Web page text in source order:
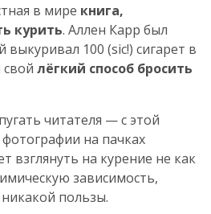
в мире книга,
курить. Аллен Карр был
100 (sic!) сигарет в
лёгкий способ бросить
читателя — с этой
на пачках
взглянуть на курение не как
зависимость,
пользы.